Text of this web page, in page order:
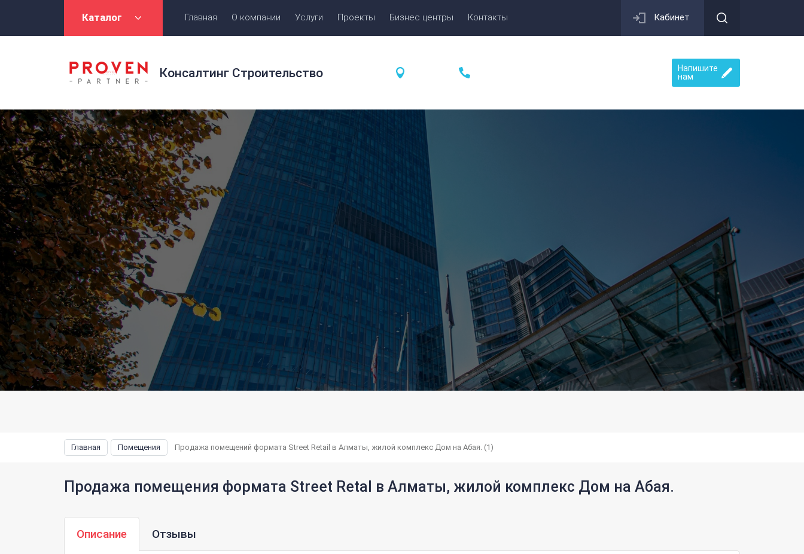
Каталог Главная О компании Услуги Проекты Бизнес центры Контакты Кабинет
Консалтинг Строительство
Напишите
нам
Главная Помещения Продажа помещений формата Street Retail в Алматы, жилой комплекс Дом на Абая. (1)
Продажа помещения формата Street Retal в Алматы, жилой комплекс Дом на Абая.
Описание Отзывы